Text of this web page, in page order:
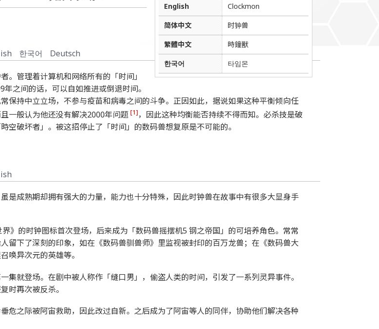
English Clockmon
简体中文 时钟兽
繁體中文 時鐘獸
한국어 타임몬
한국어 Deutsch
。管理着计算机和网络所有的「时间」
之间的话，可以自如推进或倒退时间。
保持中立立场，不参与疫苗和病毒之间的斗争。正因如此，据说如果这种平衡倾向任
一般认为他还没有解决2000年问题 [1]，因此这种均衡能否持续不得而知。必杀技是破
空破坏者」。被这招停止了「时间」的数码兽想复原是不可能的。
是成熟期却拥有强大的力量，能力也十分特殊，因此时钟兽在故事中有很多大显身手
》的时钟图标首次登场，后来成为「数码兽摇摆机5 钢之帝国」的可培养角色。常常
留下了深刻的印象，如在《数码兽驯兽师》里监视被封印的百万龙兽；在《数码兽大
唤异次元的英雄等。
集就登场。在剧中被人称作「缝口男」，偷盗人类的时间，引发了一系列灵异事件。
时再次被反杀。
危之际被阿宙救助，因此改过自新。之后成为了阿宙等人的同伴，协助他们解决各种